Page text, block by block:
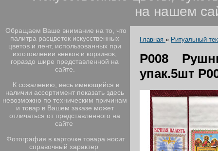
на нашем
Обращаем Ваше внимание на то, что
палитра расцветок искусственных
цветов и лент, использованных при
изготовлении венков и корзинок,
гораздо шире представленной на
сайте.
К сожалению, весь имеющийся в
наличии ассортимент показать здесь
невозможно по техническим причинам
и товар в Вашем заказе может
отличаться от представленного на
сайте
Фотография в карточке товара носит
справочный характер
Главная » Ритуальный
Р008
упак.5шт